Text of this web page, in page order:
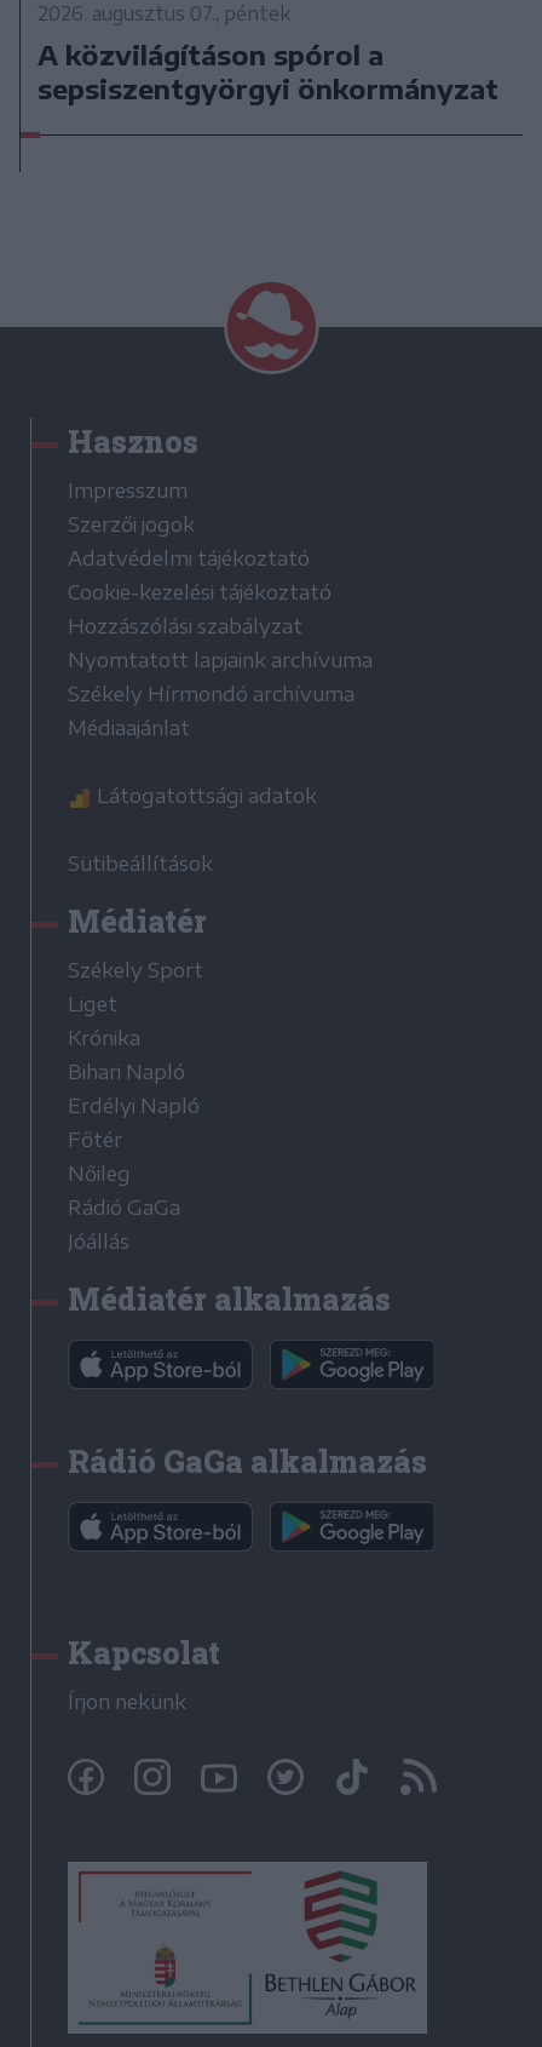
2026. augusztus 07., péntek
A közvilágításon spórol a
sepsiszentgyörgyi önkormányzat
Hasznos
Impresszum
Szerzői jogok
Adatvédelmi tájékoztató
Cookie-kezelési tájékoztató
Hozzászólási szabályzat
Nyomtatott lapjaink archívuma
Székely Hírmondó archívuma
Médiaajánlat
Látogatottsági adatok
Sütibeállítások
Médiatér
Székely Sport
Liget
Krónika
Bihari Napló
Erdélyi Napló
Főtér
Nőileg
Rádió GaGa
Jóállás
Médiatér alkalmazás
Rádió GaGa alkalmazás
Kapcsolat
Írjon nekünk